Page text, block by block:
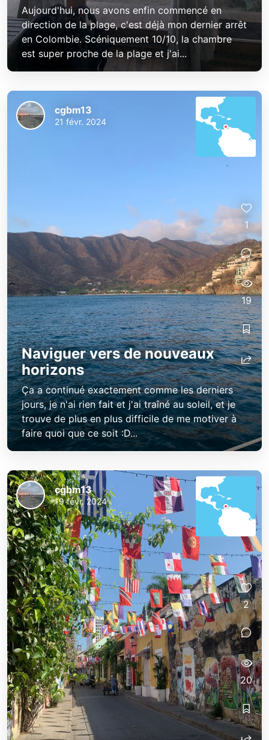
Aujourd'hui, nous avons enfin commencé en
direction de la plage, c'est déjà mon dernier arrêt
en Colombie. Scéniquement 10/10, la chambre
est super proche de la plage et j'ai...
Naviguer vers de nouveaux
horizons
Ça a continué exactement comme les derniers
jours, je n'ai rien fait et j'ai traîné au soleil, et je
trouve de plus en plus difficile de me motiver à
faire quoi que ce soit :D...
cgbm13
21 févr. 2024
1
19
cgbm13
19 févr. 2024
2
20